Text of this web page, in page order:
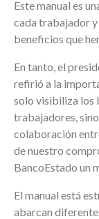
Este manual es
cada trabajador
beneficios que
En tanto, el
refirió a la
solo visibiliza los
trabajadores,
colaboración
de nuestro
BancoEstado un
El manual está
abarcan